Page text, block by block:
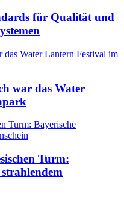
für Qualität und
war das Water
Turm: